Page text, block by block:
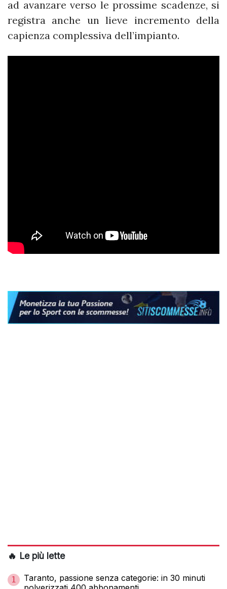
ad avanzare verso le prossime scadenze, si
registra anche un lieve incremento della
capienza complessiva dell’impianto.
🔥 Le più lette
1
Taranto, passione senza categorie: in 30 minuti